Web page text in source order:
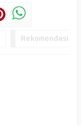
Rekomendasi